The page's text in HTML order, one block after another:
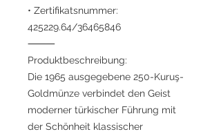
• Zertifikatsnummer:
425229.64/36465846
⸻
Produktbeschreibung:
Die 1965 ausgegebene 250-Kuruş-
Goldmünze verbindet den Geist
moderner türkischer Führung mit
der Schönheit klassischer